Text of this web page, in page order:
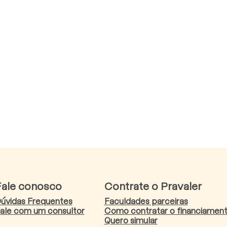
conosco
Frequentes
com um consultor
Contrate o Pravaler
Faculdades parceiras
Como contratar o
Quero simular